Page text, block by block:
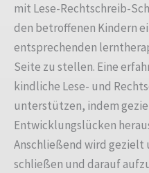
mit Lese-Rechtschreib-
den betroffenen Kindern
entsprechenden
Seite zu stellen. Eine
kindliche Lese- und
unterstützen, indem
Entwicklungslücken
Anschließend wird
schließen und darauf